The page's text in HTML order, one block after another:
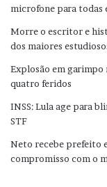
microfone para todas
Morre o escritor e
dos maiores
Explosão em garimpo
quatro feridos
INSS: Lula age para
STF
Neto recebe prefeito
compromisso com o